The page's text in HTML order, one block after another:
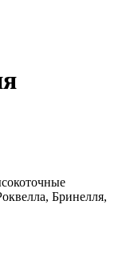
Бринелля,